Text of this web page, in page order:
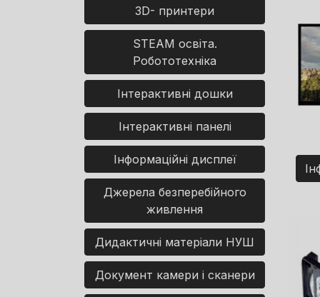
3D- принтери
STEAM освіта.
Робототехніка
Інтерактивні дошки
Інтерактивні панелі
Інформаційні дисплеї
Джерела безперебійного
живлення
Дидактичні матеріали НУШ
Документ камери і сканери